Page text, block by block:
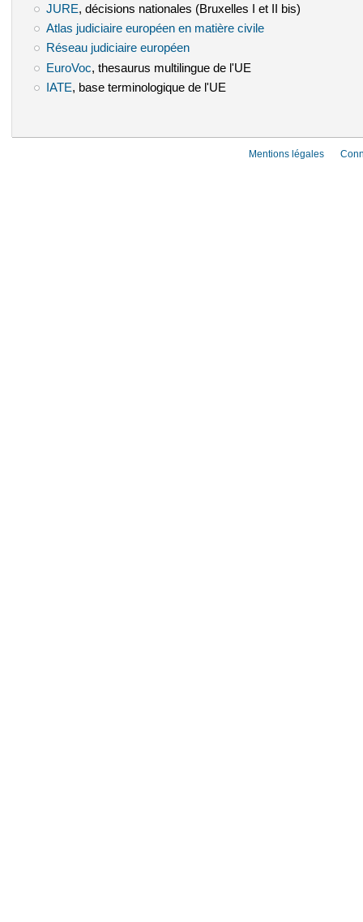
JURE (le lien est externe)
, décisions nationales (Bruxelles I et II bis)
Atlas judiciaire européen en matière civile(le lien est externe)
Réseau judiciaire européen(le lien est externe)
EuroVoc (le lien est externe)
, thesaurus multilingue de l'UE
IATE (le lien est externe)
, base terminologique de l'UE
Mentions légales